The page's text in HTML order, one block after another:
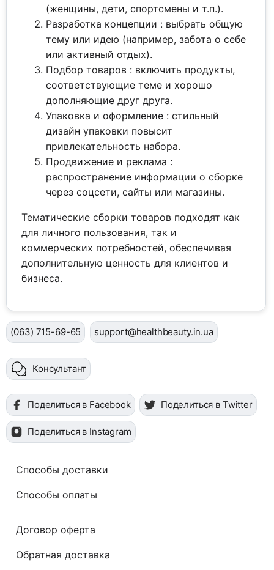
(женщины, дети, спортсмены и т.п.).
Разработка концепции : выбрать общую
тему или идею (например, забота о себе
или активный отдых).
Подбор товаров : включить продукты,
соответствующие теме и хорошо
дополняющие друг друга.
Упаковка и оформление : стильный
дизайн упаковки повысит
привлекательность набора.
Продвижение и реклама :
распространение информации о сборке
через соцсети, сайты или магазины.
Тематические сборки товаров подходят как
для личного пользования, так и
коммерческих потребностей, обеспечивая
дополнительную ценность для клиентов и
бизнеса.
(063) 715-69-65 support@healthbeauty.in.ua
Консультант
Поделиться в Facebook Поделиться в Twitter
Поделиться в Instagram
Способы доставки
Способы оплаты
Договор оферта
Обратная доставка